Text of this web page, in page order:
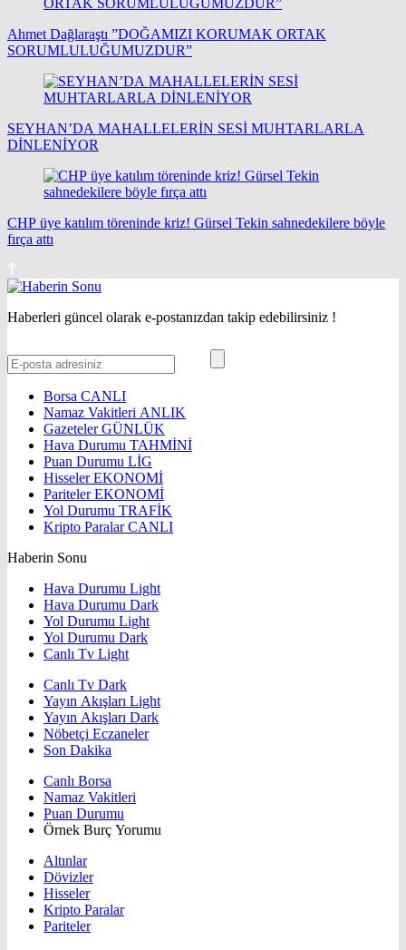
Ahmet Dağlaraştı ”DOĞAMIZI KORUMAK ORTAK
SORUMLULUĞUMUZDUR”
SEYHAN’DA MAHALLELERİN SESİ MUHTARLARLA
DİNLENİYOR
CHP üye katılım töreninde kriz! Gürsel Tekin sahnedekilere böyle
fırça attı
Haberleri güncel olarak e-postanızdan takip edebilirsiniz !
Borsa CANLI
Namaz Vakitleri ANLIK
GazetelerGÜNLÜK
Hava Durumu TAHMİNİ
Puan Durumu LİG
HisselerEKONOMİ
ParitelerEKONOMİ
Yol Durumu TRAFİK
Kripto ParalarCANLI
Haberin Sonu
Hava Durumu Light
Hava Durumu Dark
Yol Durumu Light
Yol Durumu Dark
Canlı Tv Light
Canlı Tv Dark
Yayın Akışları Light
Yayın Akışları Dark
Nöbetçi Eczaneler
Son Dakika
Canlı Borsa
Namaz Vakitleri
Puan Durumu
Örnek Burç Yorumu
Altınlar
Dövizler
Hisseler
Kripto Paralar
Pariteler